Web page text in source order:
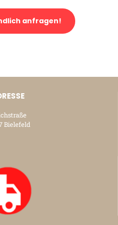
anfragen!
Bielefeld